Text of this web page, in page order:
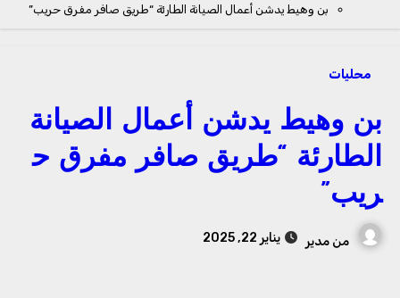
بن وهيط يدشن أعمال الصيانة الطارئة “طريق صافر مفرق حريب”
محليات
بن وهيط يدشن أعمال الصيانة
الطارئة “طريق صافر مفرق ح
ريب”
من مدير يناير 22, 2025